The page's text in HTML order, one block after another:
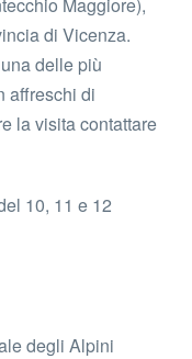
di Vicenza.
delle più
affreschi di
la visita contattare
10, 11 e 12
degli Alpini